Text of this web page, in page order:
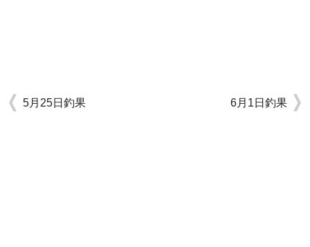
5月25日釣果 6月1日釣果